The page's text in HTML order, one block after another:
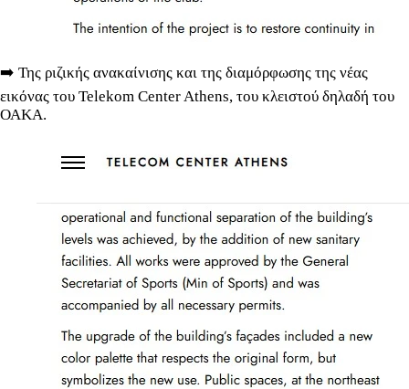
➡️ Της ριζικής ανακαίνισης και της διαμόρφωσης της νέας
εικόνας του Telekom Center Athens, του κλειστού δηλαδή του
ΟΑΚΑ.